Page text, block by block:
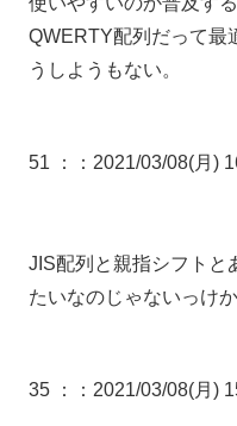
QWERTY配列だって最
うしようもない。
51 ： ：2021/03/08(月)
JIS配列と親指シフトと
たいなのじゃないっけか
35 ： ：2021/03/08(月)